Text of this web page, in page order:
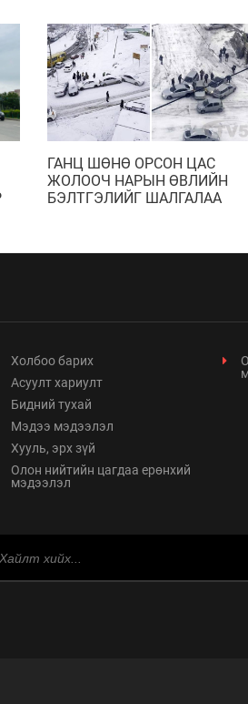
ГАНЦ ШӨНӨ ОРСОН ЦАС
ЖОЛООЧ НАРЫН ӨВЛИЙН
БЭЛТГЭЛИЙГ ШАЛГАЛАА
Холбоо барих
Асуулт хариулт
Бидний тухай
Мэдээ мэдээлэл
Хууль, эрх зүй
Олон нийтийн цагдаа ерөнхий
мэдээлэл